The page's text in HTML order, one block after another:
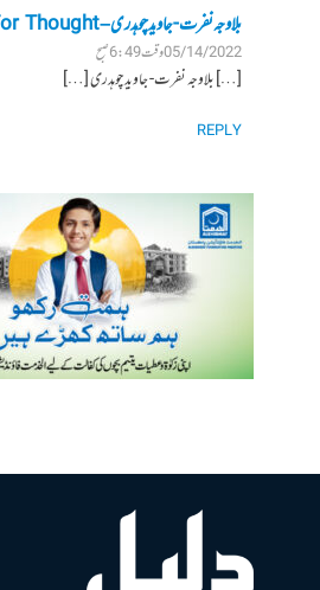
بلاوجہ نفرت- جاوید چوہدری – Food For Thought
05/14/2022 وقت 6:49 صبح
[…] بلاوجہ نفرت- جاوید چوہدری […]
REPLY